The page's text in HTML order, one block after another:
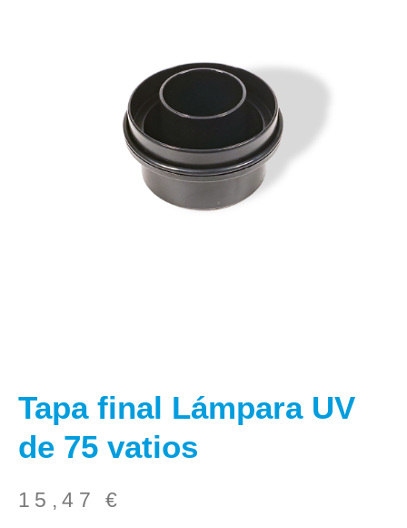
Tapa final Lámpara UV
de 75 vatios
15,47€